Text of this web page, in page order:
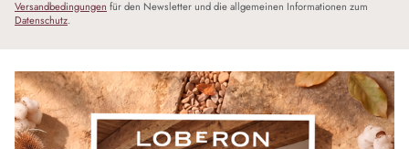
Versandbedingungen für den Newsletter und die allgemeinen Informationen zum
Datenschutz.